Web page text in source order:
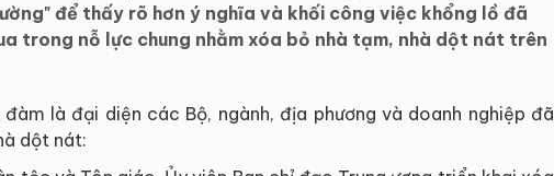
để thấy rõ hơn ý nghĩa và khối công việc khổng lồ đã
trong nỗ lực chung nhằm xóa bỏ nhà tạm, nhà dột nát trên
là đại diện các Bộ, ngành, địa phương và doanh nghiệp đã
dột nát: